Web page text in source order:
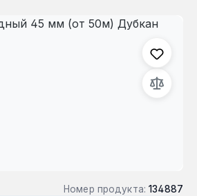
изображений
Номер продукта: 134887